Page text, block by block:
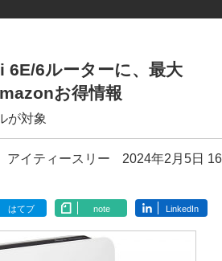
6E/6ルーターに、最大
お得情報
が対象
アイティースリー 2024年2月5日
はてブ note LinkedIn